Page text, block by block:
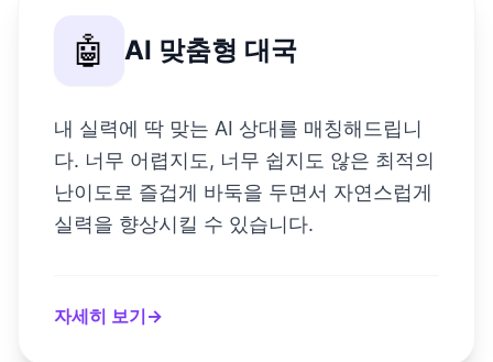
🤖 AI 맞춤형 대국
내 실력에 딱 맞는 AI 상대를 매칭해드립니
다. 너무 어렵지도, 너무 쉽지도 않은 최적의
난이도로 즐겁게 바둑을 두면서 자연스럽게
실력을 향상시킬 수 있습니다.
자세히 보기 →